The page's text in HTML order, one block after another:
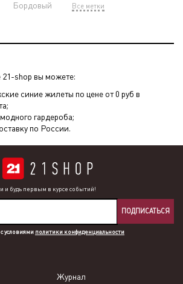
Бордовый Все метки
21-shop вы можете:
синие жилеты по цене от 0 руб в
гардероба;
по России.
и будь первым в курсе событий!
ПОДПИСАТЬСЯ
условиями политики конфиденциальности
Журнал